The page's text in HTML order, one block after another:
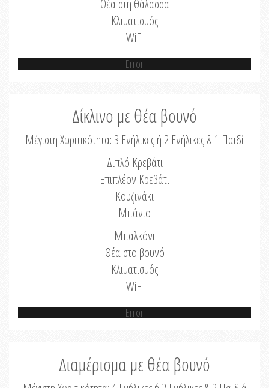
Θέα στη θάλασσα
Κλιματισμός
WiFi
Error
Δίκλινο με θέα βουνό
Μέγιστη Χωριτικότητα: 3 Ενήλικες ή 2 Ενήλικες & 1 Παιδί
Διπλό Κρεβάτι
Επιπλέον Κρεβάτι
Κουζινάκι
Μπάνιο
Μπαλκόνι
Θέα στο βουνό
Κλιματισμός
WiFi
Error
Διαμέρισμα με θέα βουνό